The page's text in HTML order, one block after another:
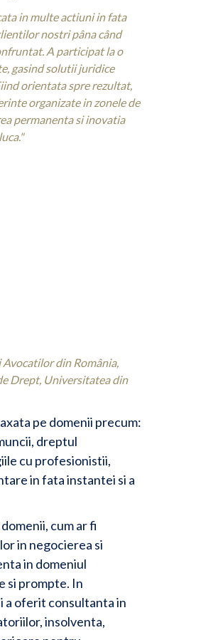
in multe actiuni in fata
nostri pâna când
A participat la o
gasind solutii juridice
orientata spre rezultat,
organizate in zonele de
permanenta si inovatia
din România,
Drept, Universitatea din
pe domenii precum:
dreptul
cu profesionistii,
in fata instantei si a
cum ar fi
in negocierea si
in domeniul
si prompte. In
a oferit consultanta in
insolventa,